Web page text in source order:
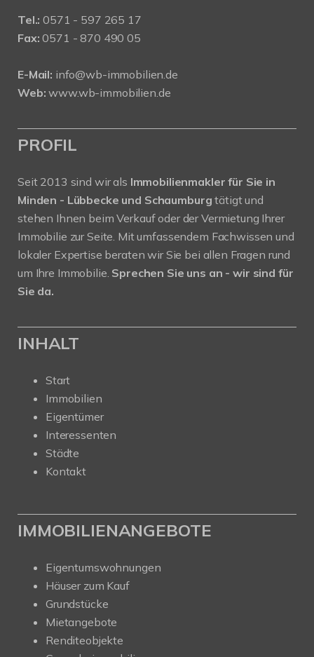
Tel.: 0571 - 597 265 17
Fax: 0571 - 870 490 05
E-Mail: info@wb-immobilien.de
Web: www.wb-immobilien.de
PROFIL
Seit 2013 sind wir als Immobilienmakler für Sie in
Minden - Lübbecke und Schaumburgtätigt und
stehen Ihnen beim Verkauf oder der Vermietung Ihrer
Immobilie zur Seite. Mit umfassendem Fachwissen und
lokaler Expertise beraten wir Sie bei allen Fragen rund
um Ihre Immobilie. Sprechen Sie uns an - wir sind für
Sie da.
INHALT
Start
Immobilien
Eigentümer
Interessenten
Städte
Kontakt
IMMOBILIENANGEBOTE
Eigentumswohnungen
Häuser zum Kauf
Grundstücke
Mietangebote
Renditeobjekte